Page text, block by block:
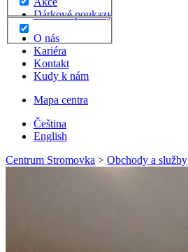
Dárkové poukazy
O nás
Kariéra
Kontakt
Kudy k nám
Mapa centra
Čeština
English
Centrum Stromovka > Obchody a služby